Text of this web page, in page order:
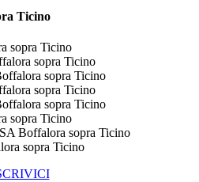
Ticino
sopra Ticino
sopra Ticino
sopra Ticino
sopra Ticino
sopra Ticino
sopra Ticino
Boffalora sopra Ticino
sopra Ticino